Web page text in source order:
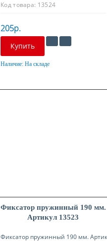
Код товара: 13524
205р.
Купить
Наличие: На складе
Фиксатор пружинный 190 мм.
Артикул 13523